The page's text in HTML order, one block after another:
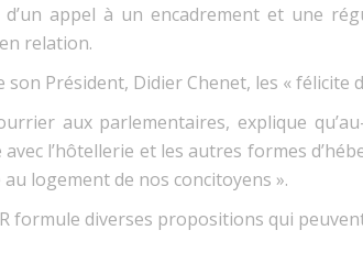
d’un appel à un encadrement et une
relation.
son Président, Didier Chenet, les « félicite
aux parlementaires, explique
l’hôtellerie et les autres formes
au logement de nos concitoyens ».
formule diverses propositions qui